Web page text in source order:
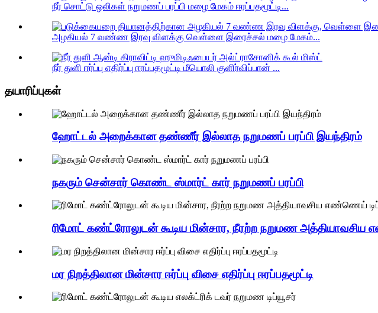
நீர் சொட்டு ஒலிகள் நறுமணப் பரப்பி மழை மேகம் ஈரப்பதமூட்டி...
அழகியல் 7 வண்ண இரவு விளக்கு வெள்ளை இரைச்சல் மழை மேகம்...
நீர் துளி ஈர்ப்பு எதிர்ப்பு ஈரப்பதமூட்டி மீயொலி குளிர்விப்பான் ...
தயாரிப்புகள்
ஹோட்டல் அறைக்கான தண்ணீர் இல்லாத நறுமணப் பரப்பி இயந்திரம்
நகரும் சென்சார் கொண்ட ஸ்மார்ட் கார் நறுமணப் பரப்பி
ரிமோட் கண்ட்ரோலுடன் கூடிய மின்சார, நீரற்ற நறுமண அத்தியாவசிய
மர நிறத்திலான மின்சார ஈர்ப்பு விசை எதிர்ப்பு ஈரப்பதமூட்டி